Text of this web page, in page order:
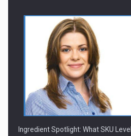
CEO Conference - Shaping The
Ingredient Spotlight: What SKU